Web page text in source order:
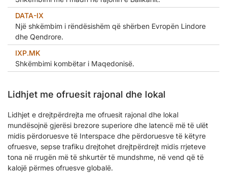
DATA-IX
Një shkëmbim i rëndësishëm që shërben Evropën Lindore
dhe Qendrore.
IXP.MK
Shkëmbimi kombëtar i Maqedonisë.
Lidhjet me ofruesit rajonal dhe lokal
Lidhjet e drejtpërdrejta me ofruesit rajonal dhe lokal
mundësojnë gjerësi brezore superiore dhe latencë më të ulët
midis përdoruesve të Interspace dhe përdoruesve të këtyre
ofruesve, sepse trafiku drejtohet drejtpërdrejt midis rrjeteve
tona në rrugën më të shkurtër të mundshme, në vend që të
kalojë përmes ofruesve globalë.